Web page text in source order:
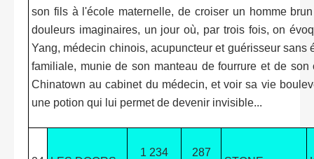
son fils à l'école maternelle, de croiser un homme
douleurs imaginaires, un jour où, par trois fois, on
Yang, médecin chinois, acupuncteur et guérisseur
familiale, munie de son manteau de fourrure et de
Chinatown au cabinet du médecin, et voir sa vie
une potion qui lui permet de devenir invisible...
1 234
287